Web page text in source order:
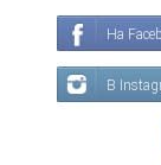
На
В